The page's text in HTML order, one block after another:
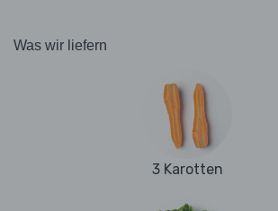
Was wir liefern
3 Karotten